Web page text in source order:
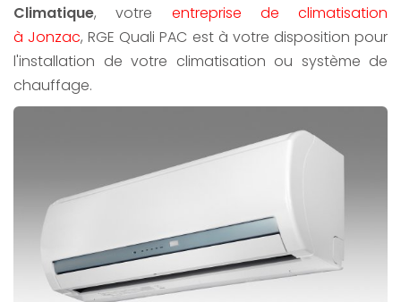
Climatique, votre entreprise de climatisation
à Jonzac, RGE Quali PAC est à votre disposition pour
l'installation de votre climatisation ou système de
chauffage.